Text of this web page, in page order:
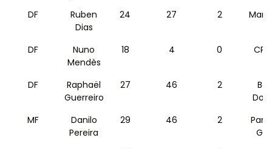
DF
Ruben
Dias
24 27 2
DF
Nuno
Mendès
18 4 0 CP
DF
Raphaël
Guerreiro
27 46 2
MF
Danilo
Pereira
29 46 2